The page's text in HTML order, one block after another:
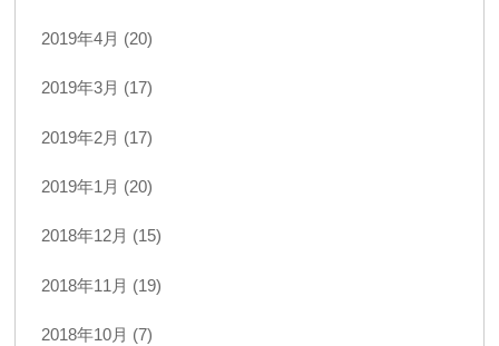
2019年4月 (20)
2019年3月 (17)
2019年2月 (17)
2019年1月 (20)
2018年12月 (15)
2018年11月 (19)
2018年10月 (7)